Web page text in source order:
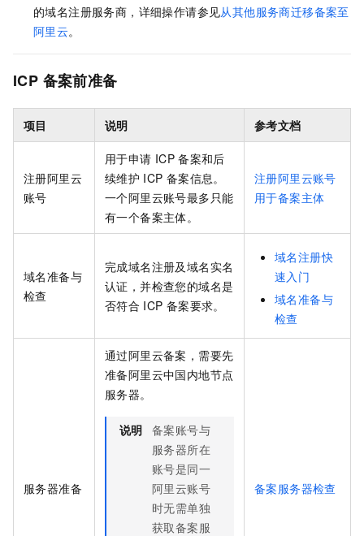
的域名注册服务商 ，详细操作请参见从其他服务商迁移备案至
阿里云。
ICP 备案前准备
项目 说明 参考文档
注册阿里云
账号
用于申请 ICP 备案和后
续维护 ICP 备案信息。
一个阿里云账号最多只能
有一个备案主体。
注册阿里云账号
用于备案主体
域名准备与
检查
完成域名注册及域名实名
认证，并检查您的域名是
否符合 ICP 备案要求。
域名注册快
速入门
域名准备与
检查
服务器准备
通过阿里云备案，需要先
准备阿里云中国内地节点
服务器。
说明 备案账号与
服务器所在
账号是同一
阿里云账号
时无需单独
获取备案服
备案服务器检查